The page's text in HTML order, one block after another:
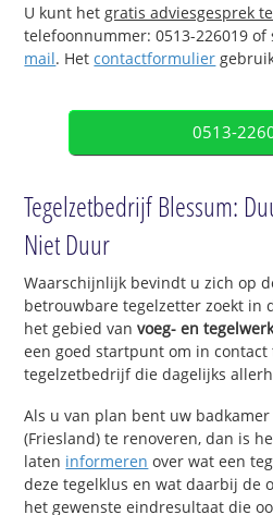
U kunt hetgratis adviesgesprek
telefoonnummer: 0513-226019
mail. Hetcontactformulier
0513-
Tegelzetbedrijf Blessum:
Niet Duur
Waarschijnlijk bevindt u zich op
betrouwbare tegelzetter zoekt in
het gebied van voeg- en
een goed startpunt om in contact
tegelzetbedrijf die dagelijks
Als u van plan bent uw
(Friesland) te renoveren, dan is
laten informeren over wat een
deze tegelklus en wat daarbij de
het gewenste eindresultaat die